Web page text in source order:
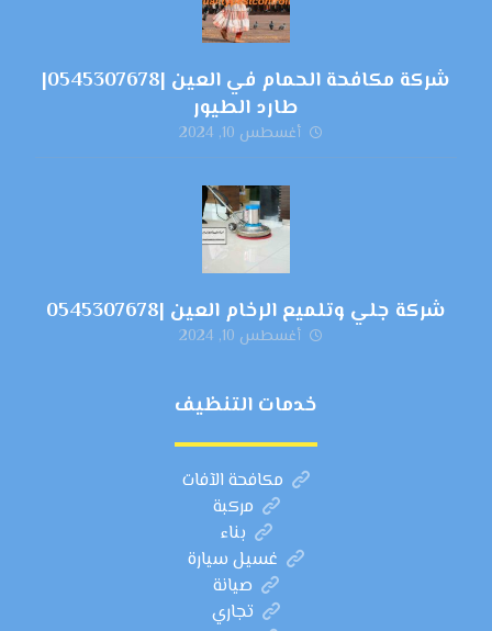
شركة مكافحة الحمام في العين |0545307678|
طارد الطيور
أغسطس 10, 2024
شركة جلي وتلميع الرخام العين |0545307678
أغسطس 10, 2024
خدمات التنظيف
مكافحة الآفات
مركبة
بناء
غسيل سيارة
صيانة
تجاري